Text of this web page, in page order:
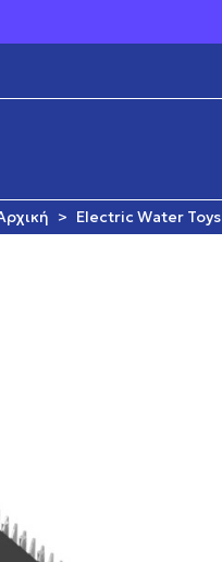
> Electric Water Toys